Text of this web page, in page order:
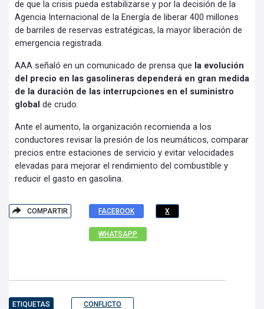
de que la crisis pueda estabilizarse y por la decisión de la
Agencia Internacional de la Energía de liberar 400 millones
de barriles de reservas estratégicas, la mayor liberación de
emergencia registrada.
AAA señaló en un comunicado de prensa que la evolución
del precio en las gasolineras dependerá en gran medida
de la duración de las interrupciones en el suministro
global de crudo.
Ante el aumento, la organización recomienda a los
conductores revisar la presión de los neumáticos, comparar
precios entre estaciones de servicio y evitar velocidades
elevadas para mejorar el rendimiento del combustible y
reducir el gasto en gasolina.
COMPARTIR FACEBOOK X
WHATSAPP
ETIQUETAS CONFLICTO